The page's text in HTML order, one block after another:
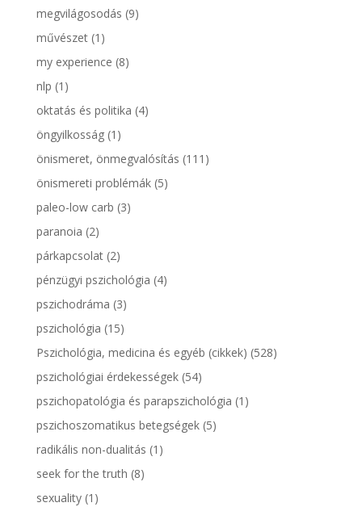
megvilágosodás (9)
művészet(1)
my experience (8)
nlp (1)
oktatás és politika (4)
öngyilkosság(1)
önismeret, önmegvalósítás (111)
önismereti problémák(5)
paleo-low carb (3)
paranoia (2)
párkapcsolat(2)
pénzügyi pszichológia (4)
pszichodráma (3)
pszichológia (15)
Pszichológia, medicina és egyéb (cikkek) (528)
pszichológiai érdekességek(54)
pszichopatológia és parapszichológia (1)
pszichoszomatikus betegségek(5)
radikális non-dualitás (1)
seek for the truth (8)
sexuality(1)